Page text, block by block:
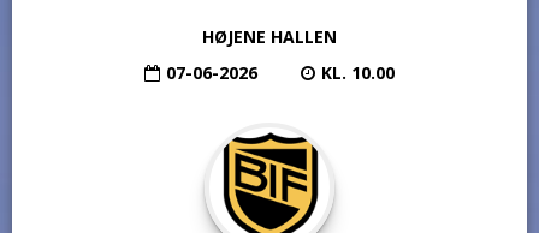
HØJENE HALLEN
07-06-2026
KL. 10.00